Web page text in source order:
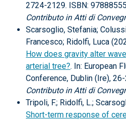
2724-2129. ISBN:
Contributo in Atti di
Scarsoglio, Stefania;
Francesco; Ridolfi, Luca
How does gravity alter
arterial tree?. In: European
Conference, Dublin (Ire),
Contributo in Atti di
Tripoli, F.; Ridolfi, L.;
Short-term response of